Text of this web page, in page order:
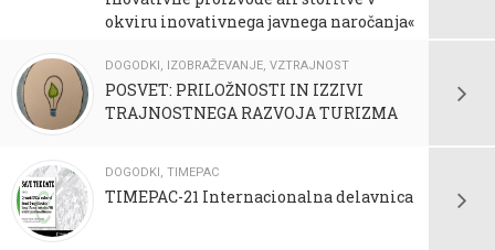
okviru inovativnega javnega naročanja«
DOGODKI, IZOBRAŽEVANJE, VZTRAJNOST
POSVET: PRILOŽNOSTI IN IZZIVI
TRAJNOSTNEGA RAZVOJA TURIZMA
DOGODKI, TIMEPAC
TIMEPAC-21 Internacionalna delavnica